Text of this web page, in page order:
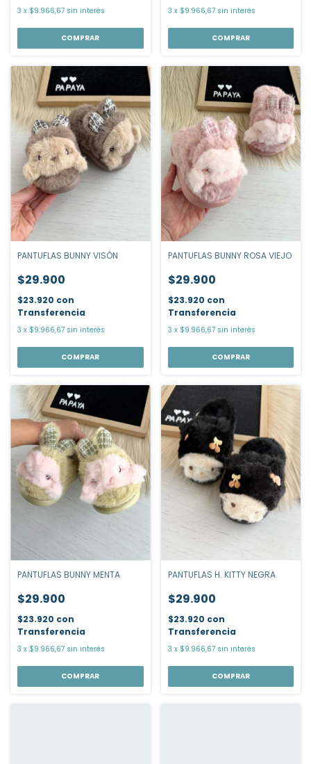
3 x $9.966,67 sin interés
COMPRAR
3 x $9.966,67 sin interés
COMPRAR
PANTUFLAS BUNNY VISÓN
$29.900
$23.920 con
Transferencia
3 x $9.966,67 sin interés
COMPRAR
PANTUFLAS BUNNY ROSA VIEJO
$29.900
$23.920 con
Transferencia
3 x $9.966,67 sin interés
COMPRAR
PANTUFLAS BUNNY MENTA
$29.900
$23.920 con
Transferencia
3 x $9.966,67 sin interés
COMPRAR
PANTUFLAS H. KITTY NEGRA
$29.900
$23.920 con
Transferencia
3 x $9.966,67 sin interés
COMPRAR